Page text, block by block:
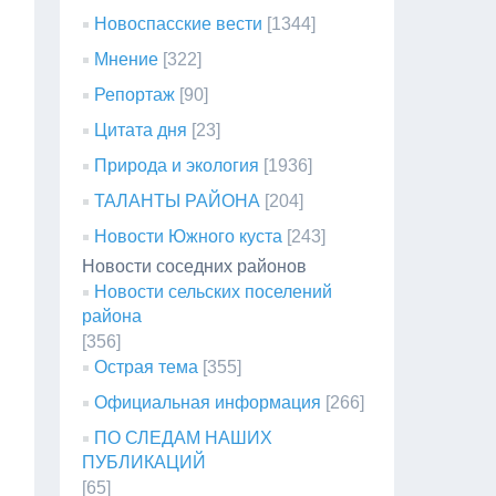
Новоспасские вести [1344]
Мнение [322]
Репортаж [90]
Цитата дня [23]
Природа и экология [1936]
ТАЛАНТЫ РАЙОНА [204]
Новости Южного куста [243]
Новости соседних районов
Новости сельских поселений
района
[356]
Острая тема [355]
Официальная информация [266]
ПО СЛЕДАМ НАШИХ
ПУБЛИКАЦИЙ
[65]